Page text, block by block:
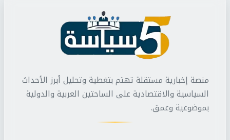
منصة إخبارية مستقلة تهتم بتغطية وتحليل أبرز الأحداث
السياسية والاقتصادية على الساحتين العربية والدولية
بموضوعية وعمق.